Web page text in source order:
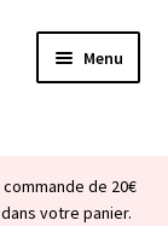
Menu
Ouvrir
de 20€
dans votre panier.